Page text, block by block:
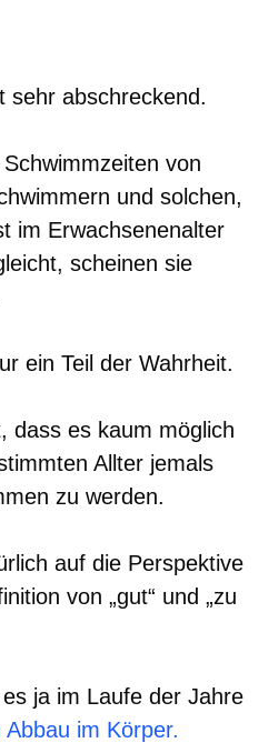
sehr abschreckend.
von
und solchen,
im Erwachsenenalter
scheinen sie
ein Teil der Wahrheit.
dass es kaum möglich
Allter jemals
zu werden.
auf die Perspektive
von „gut“ und „zu
ja im Laufe der Jahre
im Körper.